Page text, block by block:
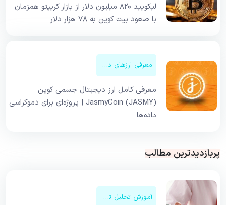
لیکویید ۸۲۰ میلیون دلار از بازار کریپتو همزمان
با صعود بیت کوین به ۷۸ هزار دلار
معرفی ارزهای دیجیتال
معرفی کامل ارز دیجیتال جسمی کوین
JasmyCoin (JASMY) | پروژه‌ای برای دموکراسی
داده‌ها
پربازدیدترین مطالب
آموزش تحلیل تکنیکال